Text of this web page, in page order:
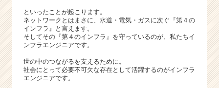
といったことが起こります。
ネットワークとはまさに、水道・電気・ガスに次ぐ『第４の
インフラ』と言えます。
そしてその『第４のインフラ』を守っているのが、私たちイ
ンフラエンジニアです。
世の中のつながるを支えるために。
社会にとって必要不可欠な存在として活躍するのがインフラ
エンジニアです。